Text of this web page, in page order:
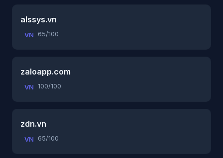
alssys.vn
VN 65/100
zaloapp.com
VN 100/100
zdn.vn
VN 65/100